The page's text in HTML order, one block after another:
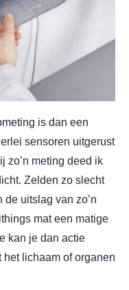
is dan een
sensoren uitgerust
zo’n meting deed ik
Zelden zo slecht
uitslag van zo’n
mat een matige
kan je dan actie
lichaam of organen